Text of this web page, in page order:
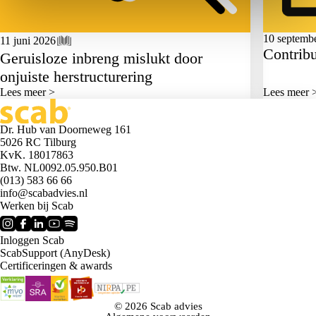
11 juni 2026
Geruisloze inbreng mislukt door
onjuiste herstructurering
Lees meer >
10
Lees meer
Dr. Hub van Doorneweg 161
5026 RC Tilburg
KvK. 18017863
Btw. NL0092.05.950.B01
(013) 583 66 66
info@scabadvies.nl
Werken bij Scab
Inloggen Scab
ScabSupport (AnyDesk)
Certificeringen & awards
© 2026 Scab advies